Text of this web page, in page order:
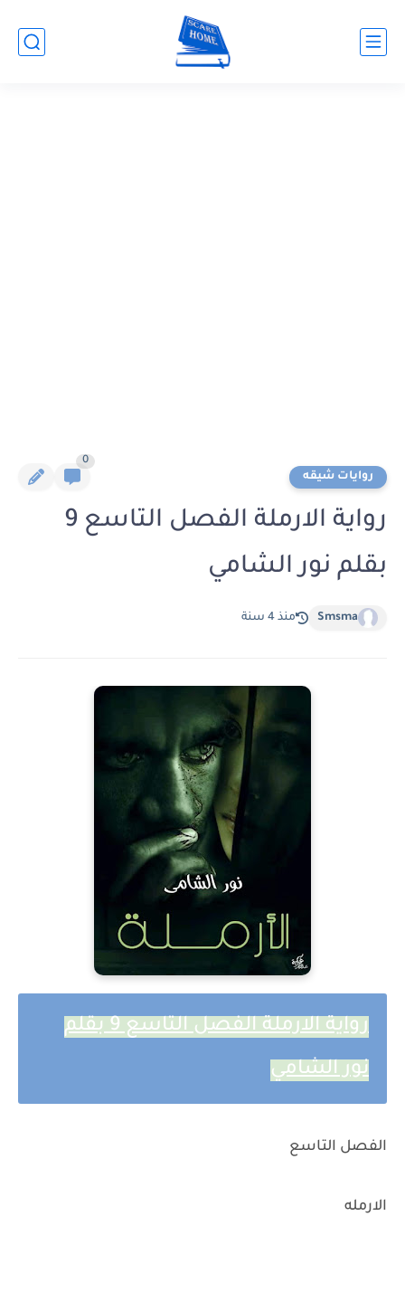
روايات شيقه
0
رواية الارملة الفصل التاسع 9
بقلم نور الشامي
Smsma منذ 4 سنة
رواية الارملة الفصل التاسع 9 بقلم
نور الشامي
الفصل التاسع
الارمله